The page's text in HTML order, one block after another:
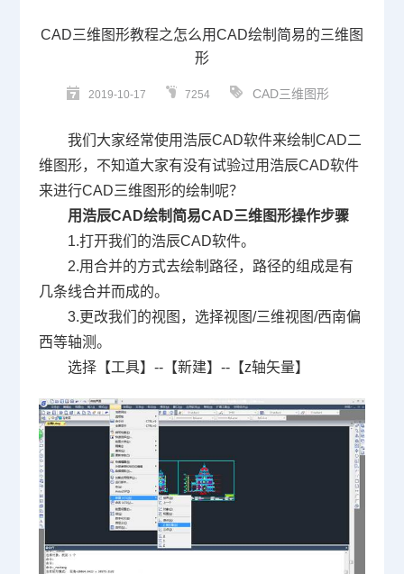
CAD三维图形教程之怎么用CAD绘制简易的三维图
形
2019-10-17 7254 CAD三维图形
我们大家经常使用浩辰CAD软件来绘制 CAD二
维图形，不知道大家有没有试验过用浩辰CAD软件
来进行CAD三维图形的绘制呢？
用浩辰CAD绘制简易CAD三维图形操作步骤
1.打开我们的浩辰CAD软件。
2.用合并的方式去绘制路径，路径的组成是有
几条线合并而成的。
3.更改我们的视图，选择视图/三维视图/西南偏
西等轴测。
选择【工具】 --【新建】 --【z轴矢量】